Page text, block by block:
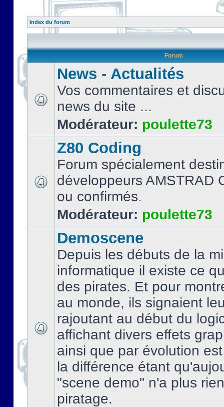
Index du forum
Forum
News - Actualités
Vos commentaires et
news du site ...
Modérateur: poulette73
Z80 Coding
Forum spécialement
développeurs AMSTRAD
ou confirmés.
Modérateur: poulette73
Demoscene
Depuis les débuts de la
informatique il existe ce
des pirates. Et pour
au monde, ils signaient
rajoutant au début du
affichant divers effets
ainsi que par évolution
la différence étant
"scene demo" n'a plus
piratage.